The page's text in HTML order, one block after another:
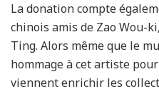
La donation compte
chinois amis de Zao Wou-
Ting. Alors même que le
hommage à cet artiste
viennent enrichir les